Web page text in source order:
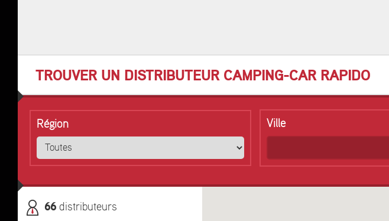
TROUVER UN DISTRIBUTEUR CAMPING-CAR RAPIDO
Région Ville
66 distributeurs